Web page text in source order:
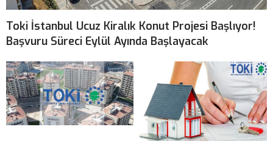
Toki İstanbul Ucuz Kiralık Konut Projesi Başlıyor!
Başvuru Süreci Eylül Ayında Başlayacak